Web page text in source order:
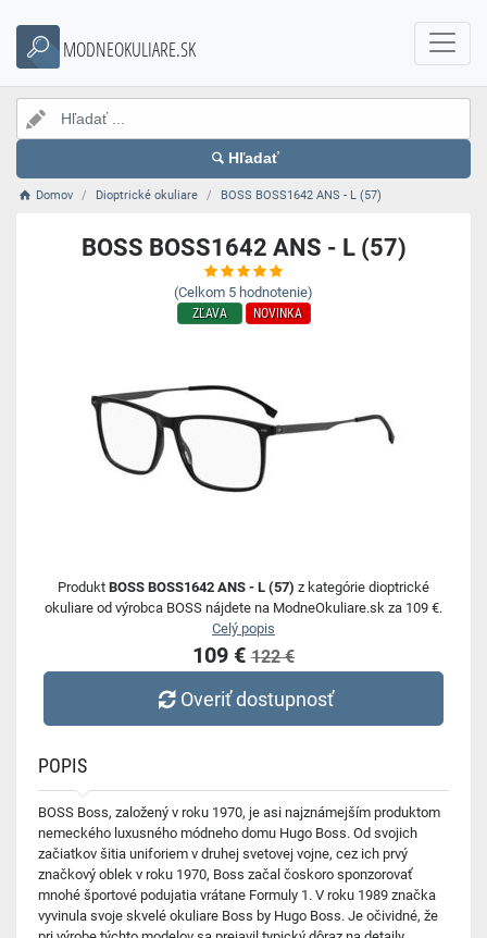
MODNEOKULIARE.SK
Hľadať
Domov Dioptrické okuliare BOSS BOSS1642 ANS - L (57)
BOSS BOSS1642 ANS - L (57)
(Celkom 5 hodnotenie)
ZĽAVA NOVINKA
Produkt BOSS BOSS1642 ANS - L (57) z kategórie dioptrické
okuliare od výrobca BOSS nájdete na ModneOkuliare.sk za 109 €.
Celý popis
109 € 122 €
Overiť dostupnosť
POPIS
BOSS Boss, založený v roku 1970, je asi najznámejším produktom
nemeckého luxusného módneho domu Hugo Boss. Od svojich
začiatkov šitia uniforiem v druhej svetovej vojne, cez ich prvý
značkový oblek v roku 1970, Boss začal čoskoro sponzorovať
mnohé športové podujatia vrátane Formuly 1. V roku 1989 značka
vyvinula svoje skvelé okuliare Boss by Hugo Boss. Je očividné, že